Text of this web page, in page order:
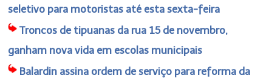
seletivo para motoristas até esta sexta-feira
Troncos de tipuanas da rua 15 de novembro,
ganham nova vida em escolas municipais
Balardin assina ordem de serviço para reforma da